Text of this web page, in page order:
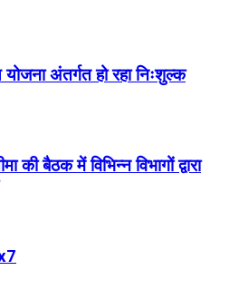
अंतर्गत हो रहा निःशुल्क
बैठक में विभिन्न विभागों द्वारा